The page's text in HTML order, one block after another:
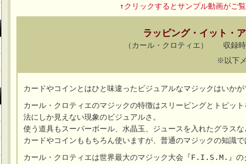
↑クリックするとサンプル動画がご
ラッピング・イット・
（カール・クロティエ） 収録時
※以下
カードやコインとはひと味違ったビジュアルなマジックはいかが
カール・クロティエのマジックの特徴はスリービングとトピッ
法にしか見えない現象のビジュアルさ。
使う道具もスーパーボール、水晶玉、ジュースを入れたグラスな
カードやコインももちろん使いますが、普通のマジックの知識
カール・クロティエは世界最大のマジック大会『F.I.S.M.』の